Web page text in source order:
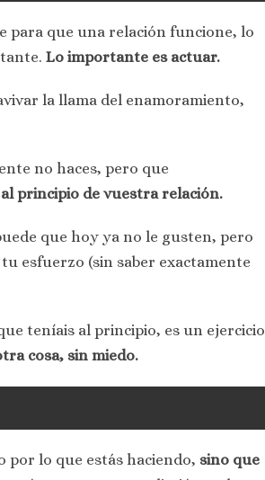
para que una relación funcione, lo
Lo importante es actuar.
la llama del enamoramiento,
no haces, pero que
principio de vuestra relación.
que hoy ya no le gusten, pero
esfuerzo (sin saber exactamente
teníais al principio, es un ejercicio
cosa, sin miedo.
por lo que estás haciendo, sino que